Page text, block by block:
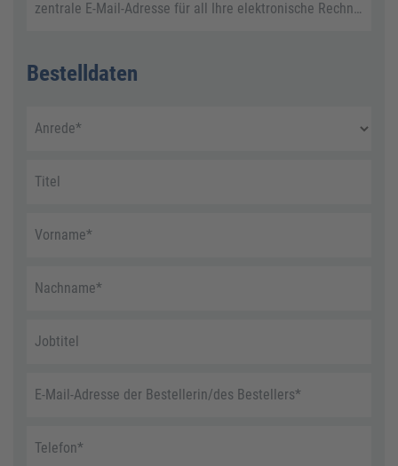
zentrale E-Mail-Adresse für all Ihre elektronische Rechnungen
Bestelldaten
Anrede*
Titel
Vorname*
Nachname*
Jobtitel
E-Mail-Adresse der Bestellerin/des Bestellers*
Telefon*